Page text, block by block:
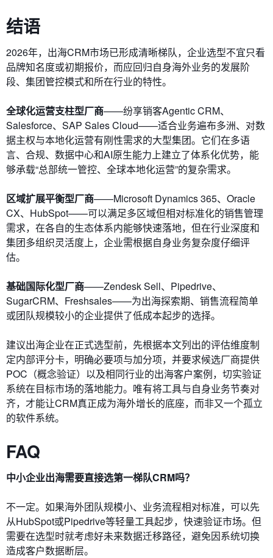
结语
2026年，出海CRM市场已形成清晰梯队，企业选型不宜只看
品牌知名度或初期报价，而应回归自身海外业务的发展阶
段、集团管控模式和所在行业的特性。
全球化运营支柱型厂商——纷享销客Agentic CRM、
Salesforce、SAP Sales Cloud——适合业务遍布多洲、对数
据主权与本地化运营有刚性需求的大型集团。它们在多语
言、合规、数据中心和AI原生能力上建立了体系化优势，能
够承载“总部统一管控、全球本地化运营”的复杂需求。
区域扩展平衡型厂商——Microsoft Dynamics 365、Oracle
CX、HubSpot——可以满足多区域但相对标准化的销售管理
需求，在各自的生态体系内能够快速落地，但在行业深度和
集团多组织灵活度上，企业需根据自身业务复杂度仔细评
估。
基础国际化型厂商——Zendesk Sell、Pipedrive、
SugarCRM、Freshsales——为出海探索期、销售流程简单
或团队规模较小的企业提供了低成本起步的选择。
建议出海企业在正式选型前，先根据本文列出的评估维度制
定内部评分卡，明确必要项与加分项，并要求候选厂商提供
POC（概念验证）以及相同行业的出海客户案例，切实验证
系统在目标市场的落地能力。唯有将工具与自身业务节奏对
齐，才能让CRM真正成为海外增长的底座，而非又一个孤立
的软件系统。
FAQ
中小企业出海需要直接选第一梯队CRM吗？
不一定。如果海外团队规模小、业务流程相对标准，可以先
从HubSpot或Pipedrive等轻量工具起步，快速验证市场。但
需要在选型时就考虑好未来数据迁移路径，避免因系统切换
造成客户数据断层。